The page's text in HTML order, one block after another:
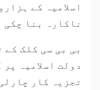
اسلامیہ کے
ناکارہ بنا چکی
بی بی سی کلک کے
دولت اسلامیہ
تجزیہ کار